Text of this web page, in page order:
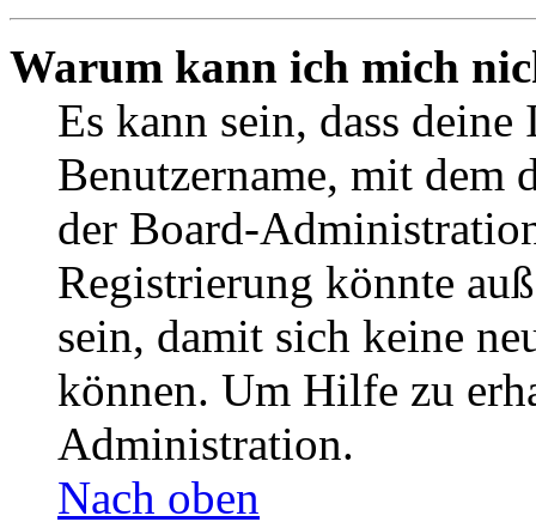
Warum kann ich mich
Es kann sein, dass
Benutzername, mit dem
der Board-
Registrierung könnte
sein, damit sich keine
können. Um Hilfe zu
Administration.
Nach oben